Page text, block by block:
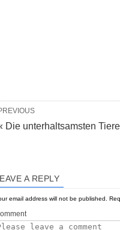
Die unterhaltsamsten Tiere
A REPLY
email address will not be published.